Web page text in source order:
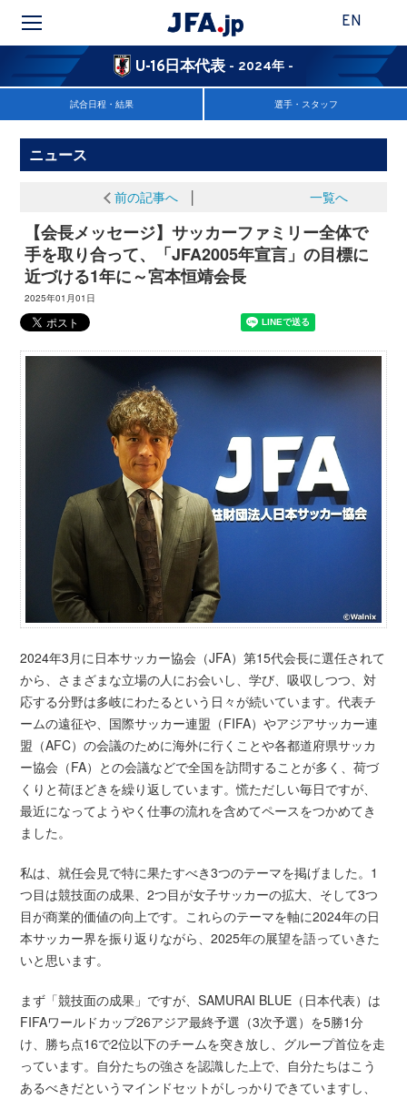
EN
U-16日本代表 - 2024年 -
試合日程・結果 選手・スタッフ
ニュース
前の記事へ│ 一覧へ
【会長メッセージ】サッカーファミリー全体で
手を取り合って、「JFA2005年宣言」の目標に
近づける1年に～宮本恒靖会長
2025年01月01日
2024年3月に日本サッカー協会（JFA）第15代会長に選任されて
から、さまざまな立場の人にお会いし、学び、吸収しつつ、対
応する分野は多岐にわたるという日々が続いています。代表チ
ームの遠征や、国際サッカー連盟（FIFA）やアジアサッカー連
盟（AFC）の会議のために海外に行くことや各都道府県サッカ
ー協会（FA）との会議などで全国を訪問することが多く、荷づ
くりと荷ほどきを繰り返しています。慌ただしい毎日ですが、
最近になってようやく仕事の流れを含めてペースをつかめてき
ました。
私は、就任会見で特に果たすべき3つのテーマを掲げました。1
つ目は競技面の成果、2つ目が女子サッカーの拡大、そして3つ
目が商業的価値の向上です。これらのテーマを軸に2024年の日
本サッカー界を振り返りながら、2025年の展望を語っていきた
いと思います。
まず「競技面の成果」ですが、SAMURAI BLUE（日本代表）は
FIFAワールドカップ26アジア最終予選（3次予選）を5勝1分
け、勝ち点16で2位以下のチームを突き放し、グループ首位を走
っています。自分たちの強さを認識した上で、自分たちはこう
あるべきだというマインドセットがしっかりできていますし、